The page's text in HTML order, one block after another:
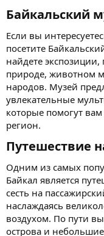
Байкальский
Если вы
посетите
найдете
природе, животном
народов. Музей
увлекательные
которые помогут
регион.
Путешествие
Одним из самых
Байкал является
сесть на
наслаждаясь
воздухом. По пути
острова и